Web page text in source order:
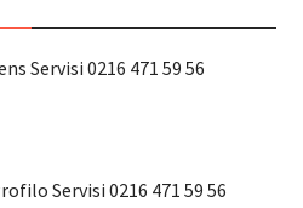
Servisi 0216 471 59 56
Servisi 0216 471 59 56